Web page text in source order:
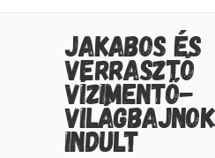
JAKABOS ÉS
VERRASZTÓ
VÍZIMENTŐ-
INDULT